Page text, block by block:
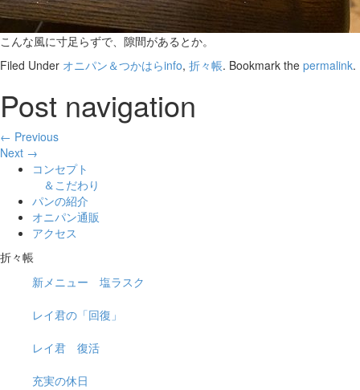
こんな風に寸足らずで、隙間があるとか。
Filed Under オニパン＆つかはらinfo, 折々帳. Bookmark the permalink.
Post navigation
← Previous
Next →
コンセプト
＆こだわり
パンの紹介
オニパン通販
アクセス
折々帳
新メニュー 塩ラスク
レイ君の「回復」
レイ君 復活
充実の休日